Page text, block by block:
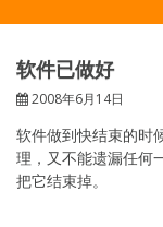
软件已做好
2008年6月14日
软件做到快结束的时
理，又不能遗漏任何
把它结束掉。